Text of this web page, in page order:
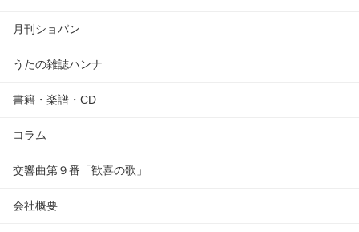
月刊ショパン
うたの雑誌ハンナ
書籍・楽譜・CD
コラム
交響曲第９番「歓喜の歌」
会社概要